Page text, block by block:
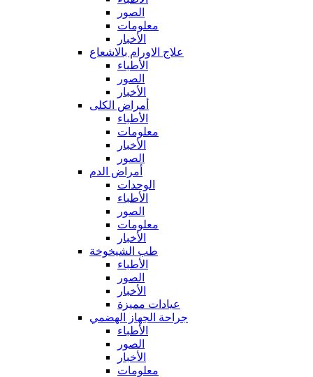
الصور
معلومات
الأخبار
علاج الاورام بالاشعاع
الأطباء
الصور
الأخبار
أمراض الكلى
الأطباء
معلومات
الأخبار
الصور
أمراض الدم
الوحدات
الأطباء
الصور
معلومات
الأخبار
طب الشيخوخة
الأطباء
الصور
الأخبار
عيادات مميزة
جراحة الجهاز الهضمي
الأطباء
الصور
الأخبار
معلومات